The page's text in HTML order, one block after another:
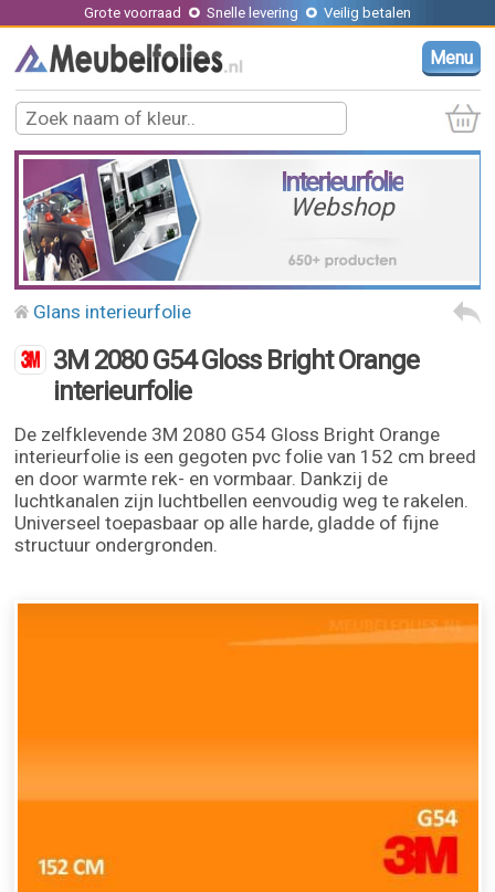
Grote voorraad Snelle levering Veilig betalen
Menu
Interieurfolie
Webshop
Glans interieurfolie
3M 2080 G54 Gloss Bright Orange
interieurfolie
De zelfklevende 3M 2080 G54 Gloss Bright Orange
interieurfolie is een gegoten pvc folie van 152 cm breed
en door warmte rek- en vormbaar. Dankzij de
luchtkanalen zijn luchtbellen eenvoudig weg te rakelen.
Universeel toepasbaar op alle harde, gladde of fijne
structuur ondergronden.